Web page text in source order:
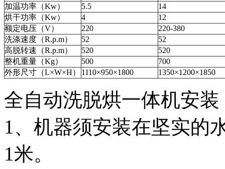
加温功率（Kw）
5.5
14
烘干功率（Kw）
4
12
额定电压（V）
220
220-380
洗涤速度（R.p.m）
52
52
高脱转速（R.p.m）
520
520
整机重量（Kg）
500
700
外形尺寸（L×W×H）
1110×950×1800 1350×1200×1850
全自动洗脱烘一体机安装
1、机器须安装在坚实的
1米。